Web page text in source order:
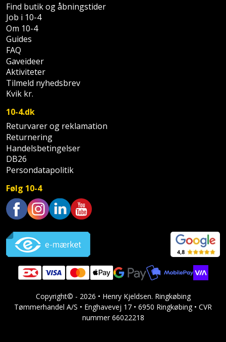
Find butik og åbningstider
Job i 10-4
Om 10-4
Guides
FAQ
Gaveideer
Aktiviteter
Tilmeld nyhedsbrev
Kvik kr.
10-4.dk
Returvarer og reklamation
Returnering
Handelsbetingelser
DB26
Persondatapolitik
Følg 10-4
Copyright© - 2026 • Henry Kjeldsen. Ringkøbing
Tømmerhandel A/S • Enghavevej 17 • 6950 Ringkøbing • CVR
nummer 66022218